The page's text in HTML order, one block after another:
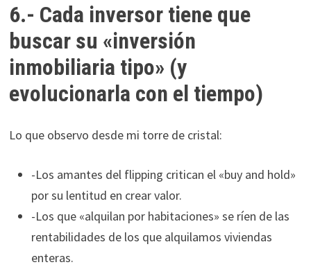
6.- Cada inversor tiene que
buscar su «inversión
inmobiliaria tipo» (y
evolucionarla con el tiempo)
Lo que observo desde mi torre de cristal:
-Los amantes del flipping critican el «buy and hold»
por su lentitud en crear valor.
-Los que «alquilan por habitaciones» se ríen de las
rentabilidades de los que alquilamos viviendas
enteras.